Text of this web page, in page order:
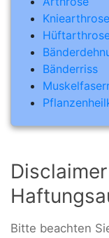
Kniearthrose
Bänderriss
Bitte beachten